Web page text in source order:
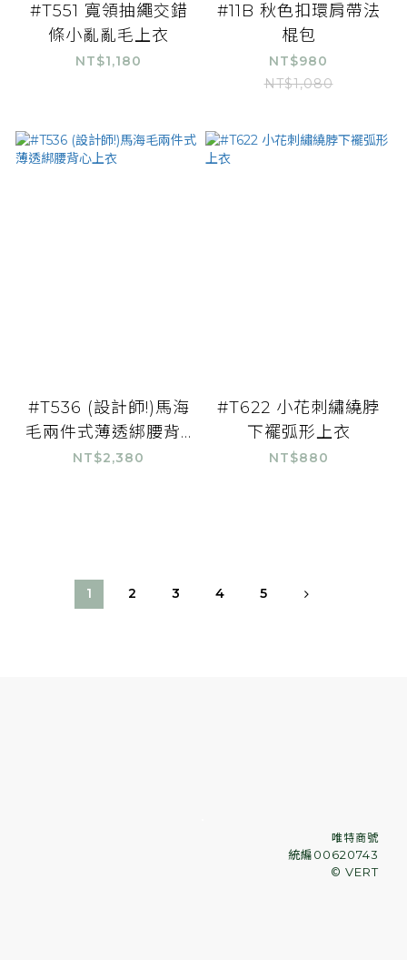
#T551 寬領抽繩交錯
條小亂亂毛上衣
NT$1,180
#11B 秋色扣環肩帶法
棍包
NT$980
NT$1,080
#T536 (設計師!)馬海
毛兩件式薄透綁腰背...
NT$2,380
#T622 小花刺繡繞脖
下襬弧形上衣
NT$880
1 2 3 4 5
唯特商號
統編00620743
© VERT